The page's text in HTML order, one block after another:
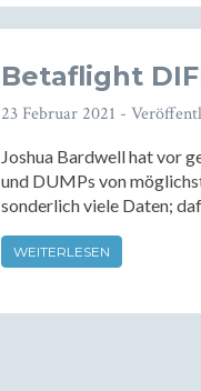
Betaflight
23 Februar 2021 -
Joshua Bardwell hat vor
und DUMPs von
sonderlich viele Daten;
WEITERLESEN